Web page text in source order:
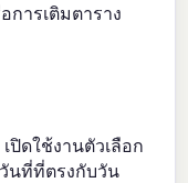
ารเติมตาราง
ปิดใช้งานตัวเลือก
นที่ที่ตรงกับวัน